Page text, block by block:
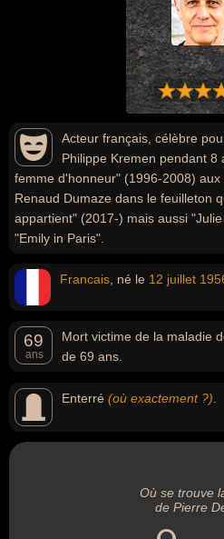
Acteur français, célèbre
Philippe Kremen pendant 8
femme d'honneur" (1996-2008) aux
Renaud Dumaze dans le feuilleton
appartient" (2017-) mais aussi
"Emily in Paris".
Francais , né le 12 juillet
69
ans
Mort victime de la maladie
de 69 ans.
Enterré (où exactement ?)
Où se trouve
de Pierre